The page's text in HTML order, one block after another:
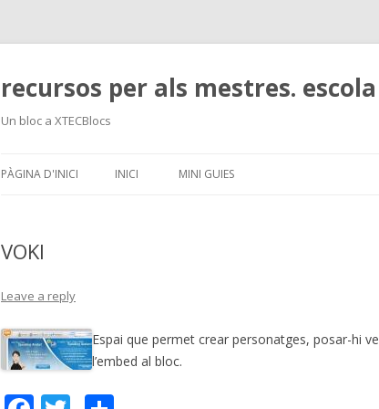
recursos per als mestres.
Un bloc a XTECBlocs
PÀGINA D'INICI INICI MINI GUIES
VOKI
Leave a reply
Espai que permet crear personatges, posar-hi
l’embed al bloc.